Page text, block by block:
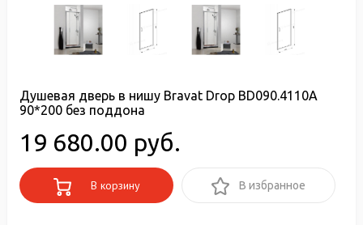
Душевая дверь в нишу Bravat Drop BD090.4110A
90*200 без поддона
19 680.00 руб.
В корзину В избранное